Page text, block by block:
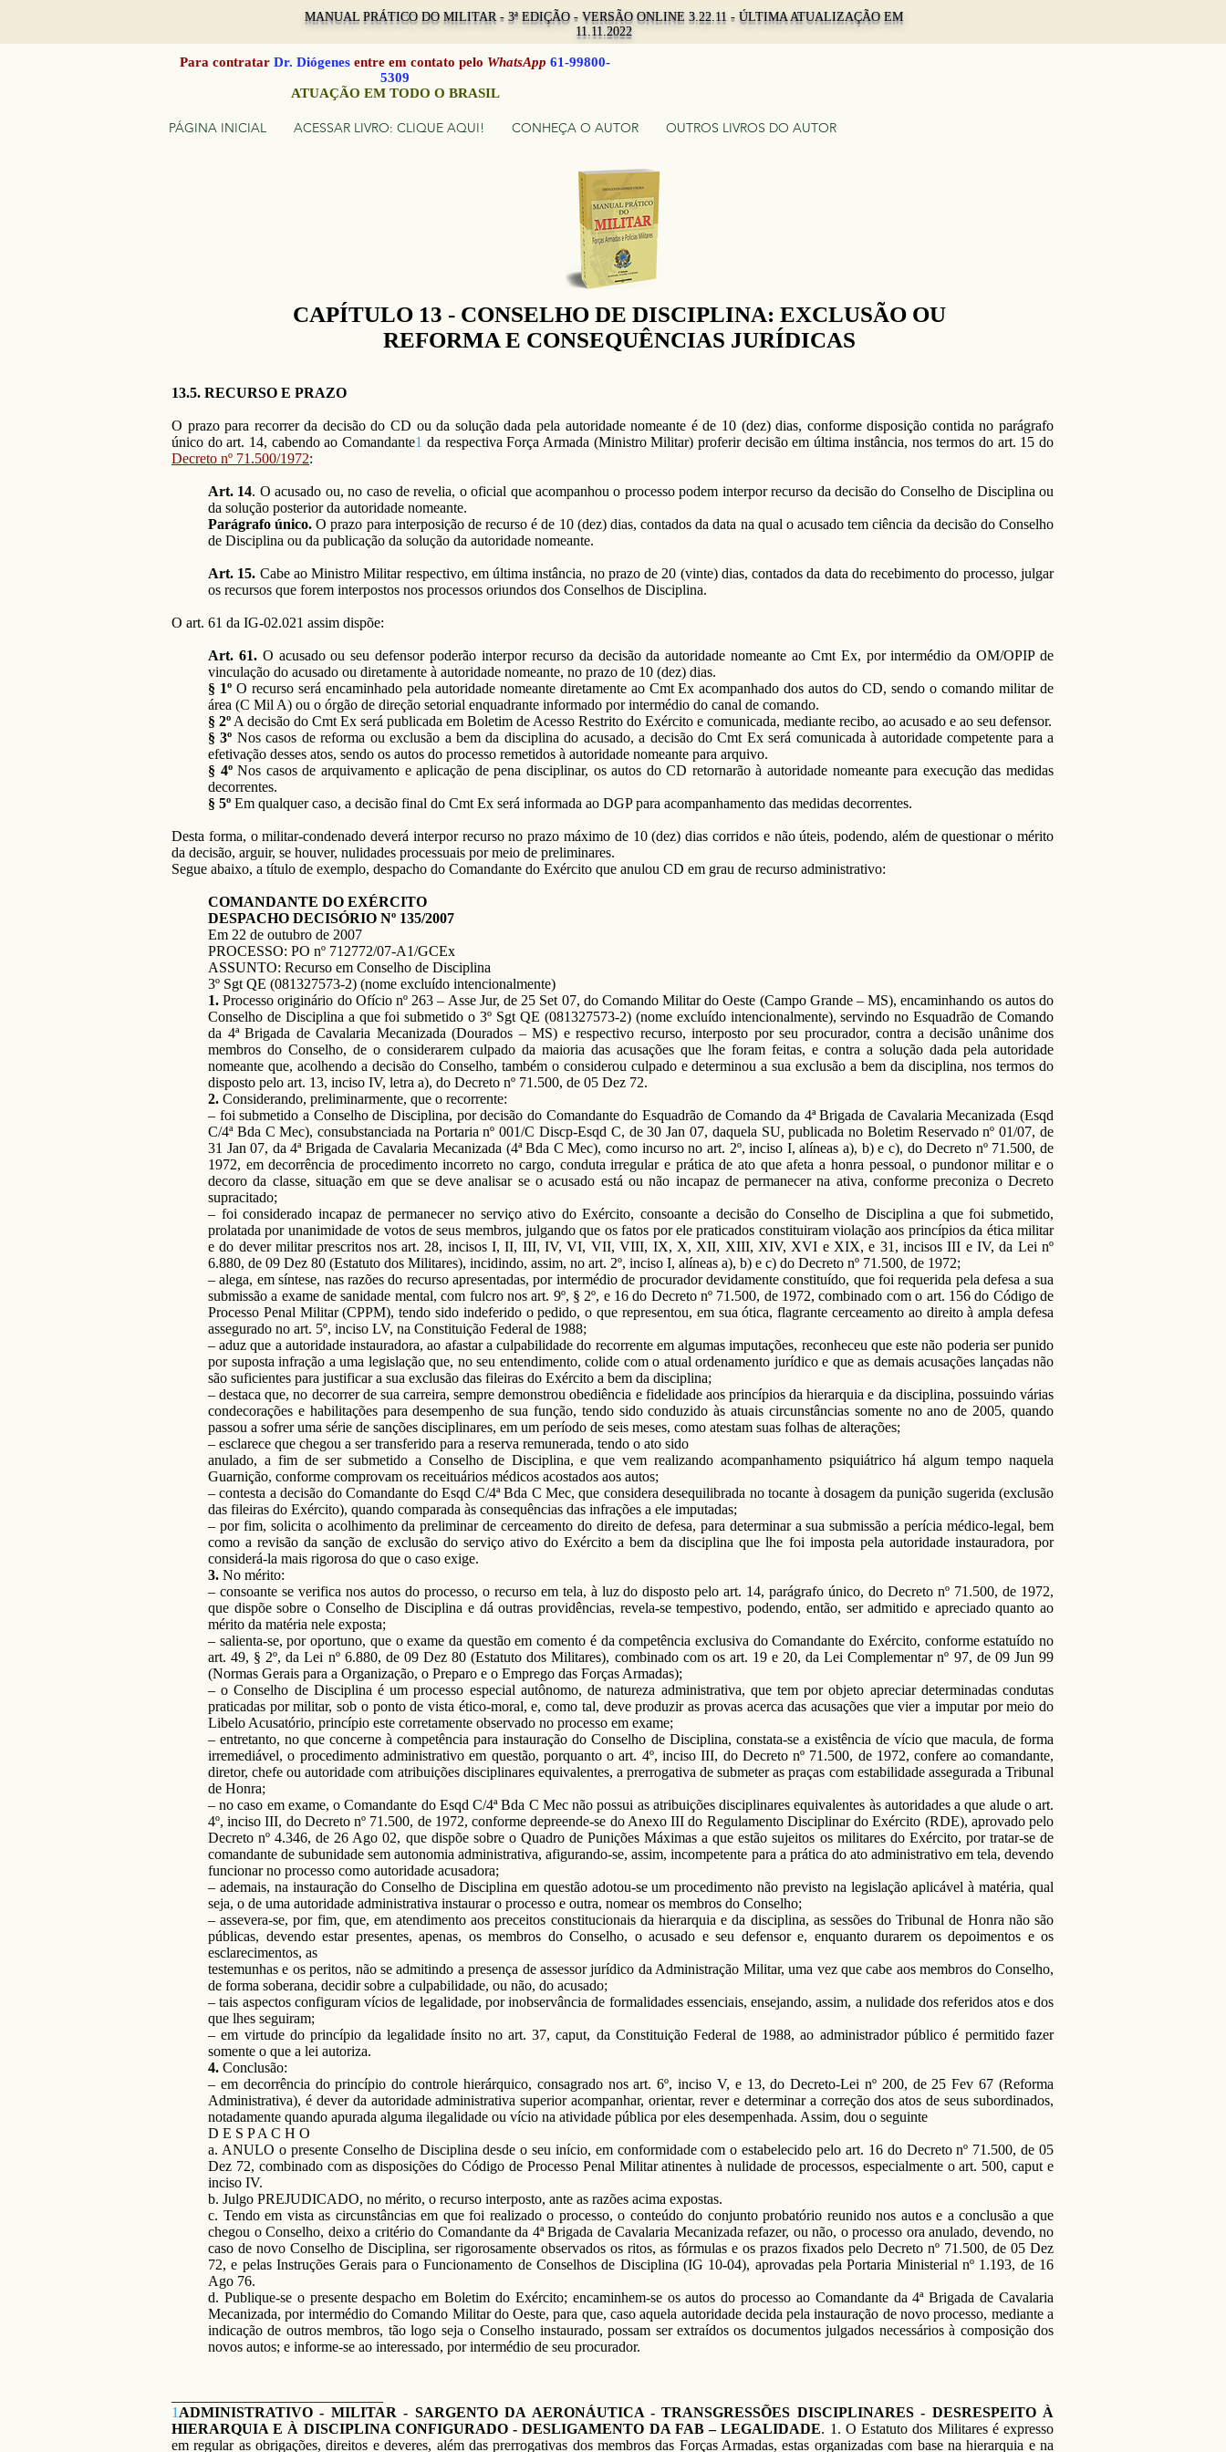
MANUAL PRÁTICO DO MILITAR - 3ª EDIÇÃO - VERSÃO ONLINE 3.22.11 - ÚLTIMA ATUALIZAÇÃO EM
11.11.2022
Para contratar Dr. Diógenes entre em contato pelo WhatsApp 61-99800-
5309
ATUAÇÃO EM TODO O BRASIL
PÁGINA INICIAL ACESSAR LIVRO: CLIQUE AQUI! CONHEÇA O AUTOR OUTROS LIVROS DO AUTOR
CAPÍTULO 13 - CONSELHO DE DISCIPLINA: EXCLUSÃO OU
REFORMA E CONSEQUÊNCIAS JURÍDICAS
13.5. RECURSO E PRAZO
O prazo para recorrer da decisão do CD ou da solução dada pela autoridade nomeante é de 10 (dez) dias, conforme disposição contida no parágrafo
único do art. 14, cabendo ao Comandante1 da respectiva Força Armada (Ministro Militar) proferir decisão em última instância, nos termos do art. 15 do
Decreto nº 71.500/1972:
Art. 14. O acusado ou, no caso de revelia, o oficial que acompanhou o processo podem interpor recurso da decisão do Conselho de Disciplina ou
da solução posterior da autoridade nomeante.
Parágrafo único. O prazo para interposição de recurso é de 10 (dez) dias, contados da data na qual o acusado tem ciência da decisão do Conselho
de Disciplina ou da publicação da solução da autoridade nomeante.
Art. 15. Cabe ao Ministro Militar respectivo, em última instância, no prazo de 20 (vinte) dias, contados da data do recebimento do processo, julgar
os recursos que forem interpostos nos processos oriundos dos Conselhos de Disciplina.
O art. 61 da IG-02.021 assim dispõe:
Art. 61.O acusado ou seu defensor poderão interpor recurso da decisão da autoridade nomeante ao Cmt Ex, por intermédio da OM/OPIP de
vinculação do acusado ou diretamente à autoridade nomeante, no prazo de 10 (dez) dias.
§ 1º O recurso será encaminhado pela autoridade nomeante diretamente ao Cmt Ex acompanhado dos autos do CD, sendo o comando militar de
área (C Mil A) ou o órgão de direção setorial enquadrante informado por intermédio do canal de comando.
§ 2º A decisão do Cmt Ex será publicada em Boletim de Acesso Restrito do Exército e comunicada, mediante recibo, ao acusado e ao seu defensor.
§ 3º Nos casos de reforma ou exclusão a bem da disciplina do acusado, a decisão do Cmt Ex será comunicada à autoridade competente para a
efetivação desses atos, sendo os autos do processo remetidos à autoridade nomeante para arquivo.
§ 4ºNos casos de arquivamento e aplicação de pena disciplinar, os autos do CD retornarão à autoridade nomeante para execução das medidas
decorrentes.
§ 5º Em qualquer caso, a decisão final do Cmt Ex será informada ao DGP para acompanhamento das medidas decorrentes.
Desta forma, o militar-condenado deverá interpor recurso no prazo máximo de 10 (dez) dias corridos e não úteis, podendo, além de questionar o mérito
da decisão, arguir, se houver, nulidades processuais por meio de preliminares.
Segue abaixo, a título de exemplo, despacho do Comandante do Exército que anulou CD em grau de recurso administrativo:
COMANDANTE DO EXÉRCITO
DESPACHO DECISÓRIO Nº 135/2007
Em 22 de outubro de 2007
PROCESSO: PO nº 712772/07-A1/GCEx
ASSUNTO: Recurso em Conselho de Disciplina
3º Sgt QE (081327573-2) (nome excluído intencionalmente)
1. Processo originário do Ofício nº 263 – Asse Jur, de 25 Set 07, do Comando Militar do Oeste (Campo Grande – MS), encaminhando os autos do
Conselho de Disciplina a que foi submetido o 3º Sgt QE (081327573-2) (nome excluído intencionalmente), servindo no Esquadrão de Comando
da 4ª Brigada de Cavalaria Mecanizada (Dourados – MS) e respectivo recurso, interposto por seu procurador, contra a decisão unânime dos
membros do Conselho, de o considerarem culpado da maioria das acusações que lhe foram feitas, e contra a solução dada pela autoridade
nomeante que, acolhendo a decisão do Conselho, também o considerou culpado e determinou a sua exclusão a bem da disciplina, nos termos do
disposto pelo art. 13, inciso IV, letra a), do Decreto nº 71.500, de 05 Dez 72.
2. Considerando, preliminarmente, que o recorrente:
– foi submetido a Conselho de Disciplina, por decisão do Comandante do Esquadrão de Comando da 4ª Brigada de Cavalaria Mecanizada (Esqd
C/4ª Bda C Mec), consubstanciada na Portaria nº 001/C Discp-Esqd C, de 30 Jan 07, daquela SU, publicada no Boletim Reservado nº 01/07, de
31 Jan 07, da 4ª Brigada de Cavalaria Mecanizada (4ª Bda C Mec), como incurso no art. 2º, inciso I, alíneas a), b) e c), do Decreto nº 71.500, de
1972, em decorrência de procedimento incorreto no cargo, conduta irregular e prática de ato que afeta a honra pessoal, o pundonor militar e o
decoro da classe, situação em que se deve analisar se o acusado está ou não incapaz de permanecer na ativa, conforme preconiza o Decreto
supracitado;
– foi considerado incapaz de permanecer no serviço ativo do Exército, consoante a decisão do Conselho de Disciplina a que foi submetido,
prolatada por unanimidade de votos de seus membros, julgando que os fatos por ele praticados constituiram violação aos princípios da ética militar
e do dever militar prescritos nos art. 28, incisos I, II, III, IV, VI, VII, VIII, IX, X, XII, XIII, XIV, XVI e XIX, e 31, incisos III e IV, da Lei nº
6.880, de 09 Dez 80 (Estatuto dos Militares), incidindo, assim, no art. 2º, inciso I, alíneas a), b) e c) do Decreto nº 71.500, de 1972;
– alega, em síntese, nas razões do recurso apresentadas, por intermédio de procurador devidamente constituído, que foi requerida pela defesa a sua
submissão a exame de sanidade mental, com fulcro nos art. 9º, § 2º, e 16 do Decreto nº 71.500, de 1972, combinado com o art. 156 do Código de
Processo Penal Militar (CPPM), tendo sido indeferido o pedido, o que representou, em sua ótica, flagrante cerceamento ao direito à ampla defesa
assegurado no art. 5º, inciso LV, na Constituição Federal de 1988;
– aduz que a autoridade instauradora, ao afastar a culpabilidade do recorrente em algumas imputações, reconheceu que este não poderia ser punido
por suposta infração a uma legislação que, no seu entendimento, colide com o atual ordenamento jurídico e que as demais acusações lançadas não
são suficientes para justificar a sua exclusão das fileiras do Exército a bem da disciplina;
– destaca que, no decorrer de sua carreira, sempre demonstrou obediência e fidelidade aos princípios da hierarquia e da disciplina, possuindo várias
condecorações e habilitações para desempenho de sua função, tendo sido conduzido às atuais circunstâncias somente no ano de 2005, quando
passou a sofrer uma série de sanções disciplinares, em um período de seis meses, como atestam suas folhas de alterações;
– esclarece que chegou a ser transferido para a reserva remunerada, tendo o ato sido
anulado, a fim de ser submetido a Conselho de Disciplina, e que vem realizando acompanhamento psiquiátrico há algum tempo naquela
Guarnição, conforme comprovam os receituários médicos acostados aos autos;
– contesta a decisão do Comandante do Esqd C/4ª Bda C Mec, que considera desequilibrada no tocante à dosagem da punição sugerida (exclusão
das fileiras do Exército), quando comparada às consequências das infrações a ele imputadas;
– por fim, solicita o acolhimento da preliminar de cerceamento do direito de defesa, para determinar a sua submissão a perícia médico-legal, bem
como a revisão da sanção de exclusão do serviço ativo do Exército a bem da disciplina que lhe foi imposta pela autoridade instauradora, por
considerá-la mais rigorosa do que o caso exige.
3. No mérito:
– consoante se verifica nos autos do processo, o recurso em tela, à luz do disposto pelo art. 14, parágrafo único, do Decreto nº 71.500, de 1972,
que dispõe sobre o Conselho de Disciplina e dá outras providências, revela-se tempestivo, podendo, então, ser admitido e apreciado quanto ao
mérito da matéria nele exposta;
– salienta-se, por oportuno, que o exame da questão em comento é da competência exclusiva do Comandante do Exército, conforme estatuído no
art. 49, § 2º, da Lei nº 6.880, de 09 Dez 80 (Estatuto dos Militares), combinado com os art. 19 e 20, da Lei Complementar nº 97, de 09 Jun 99
(Normas Gerais para a Organização, o Preparo e o Emprego das Forças Armadas);
– o Conselho de Disciplina é um processo especial autônomo, de natureza administrativa, que tem por objeto apreciar determinadas condutas
praticadas por militar, sob o ponto de vista ético-moral, e, como tal, deve produzir as provas acerca das acusações que vier a imputar por meio do
Libelo Acusatório, princípio este corretamente observado no processo em exame;
– entretanto, no que concerne à competência para instauração do Conselho de Disciplina, constata-se a existência de vício que macula, de forma
irremediável, o procedimento administrativo em questão, porquanto o art. 4º, inciso III, do Decreto nº 71.500, de 1972, confere ao comandante,
diretor, chefe ou autoridade com atribuições disciplinares equivalentes, a prerrogativa de submeter as praças com estabilidade assegurada a Tribunal
de Honra;
– no caso em exame, o Comandante do Esqd C/4ª Bda C Mec não possui as atribuições disciplinares equivalentes às autoridades a que alude o art.
4º, inciso III, do Decreto nº 71.500, de 1972, conforme depreende-se do Anexo III do Regulamento Disciplinar do Exército (RDE), aprovado pelo
Decreto nº 4.346, de 26 Ago 02, que dispõe sobre o Quadro de Punições Máximas a que estão sujeitos os militares do Exército, por tratar-se de
comandante de subunidade sem autonomia administrativa, afigurando-se, assim, incompetente para a prática do ato administrativo em tela, devendo
funcionar no processo como autoridade acusadora;
– ademais, na instauração do Conselho de Disciplina em questão adotou-se um procedimento não previsto na legislação aplicável à matéria, qual
seja, o de uma autoridade administrativa instaurar o processo e outra, nomear os membros do Conselho;
– assevera-se, por fim, que, em atendimento aos preceitos constitucionais da hierarquia e da disciplina, as sessões do Tribunal de Honra não são
públicas, devendo estar presentes, apenas, os membros do Conselho, o acusado e seu defensor e, enquanto durarem os depoimentos e os
esclarecimentos, as
testemunhas e os peritos, não se admitindo a presença de assessor jurídico da Administração Militar, uma vez que cabe aos membros do Conselho,
de forma soberana, decidir sobre a culpabilidade, ou não, do acusado;
– tais aspectos configuram vícios de legalidade, por inobservância de formalidades essenciais, ensejando, assim, a nulidade dos referidos atos e dos
que lhes seguiram;
– em virtude do princípio da legalidade ínsito no art. 37, caput, da Constituição Federal de 1988, ao administrador público é permitido fazer
somente o que a lei autoriza.
4. Conclusão:
– em decorrência do princípio do controle hierárquico, consagrado nos art. 6º, inciso V, e 13, do Decreto-Lei nº 200, de 25 Fev 67 (Reforma
Administrativa), é dever da autoridade administrativa superior acompanhar, orientar, rever e determinar a correção dos atos de seus subordinados,
notadamente quando apurada alguma ilegalidade ou vício na atividade pública por eles desempenhada. Assim, dou o seguinte
D E S P A C H O
a. ANULO o presente Conselho de Disciplina desde o seu início, em conformidade com o estabelecido pelo art. 16 do Decreto nº 71.500, de 05
Dez 72, combinado com as disposições do Código de Processo Penal Militar atinentes à nulidade de processos, especialmente o art. 500, caput e
inciso IV.
b. Julgo PREJUDICADO, no mérito, o recurso interposto, ante as razões acima expostas.
c. Tendo em vista as circunstâncias em que foi realizado o processo, o conteúdo do conjunto probatório reunido nos autos e a conclusão a que
chegou o Conselho, deixo a critério do Comandante da 4ª Brigada de Cavalaria Mecanizada refazer, ou não, o processo ora anulado, devendo, no
caso de novo Conselho de Disciplina, ser rigorosamente observados os ritos, as fórmulas e os prazos fixados pelo Decreto nº 71.500, de 05 Dez
72, e pelas Instruções Gerais para o Funcionamento de Conselhos de Disciplina (IG 10-04), aprovadas pela Portaria Ministerial nº 1.193, de 16
Ago 76.
d. Publique-se o presente despacho em Boletim do Exército; encaminhem-se os autos do processo ao Comandante da 4ª Brigada de Cavalaria
Mecanizada, por intermédio do Comando Militar do Oeste, para que, caso aquela autoridade decida pela instauração de novo processo, mediante a
indicação de outros membros, tão logo seja o Conselho instaurado, possam ser extraídos os documentos julgados necessários à composição dos
novos autos; e informe-se ao interessado, por intermédio de seu procurador.
1 ADMINISTRATIVO - MILITAR - SARGENTO DA AERONÁUTICA - TRANSGRESSÕES DISCIPLINARES - DESRESPEITO À
HIERARQUIA E À DISCIPLINA CONFIGURADO - DESLIGAMENTO DA FAB – LEGALIDADE. 1. O Estatuto dos Militares é expresso
em regular as obrigações, direitos e deveres, além das prerrogativas dos membros das Forças Armadas, estas organizadas com base na hierarquia e na